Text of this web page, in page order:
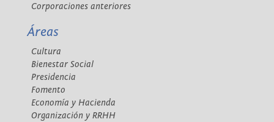
Corporaciones anteriores
Áreas
Cultura
Bienestar Social
Presidencia
Fomento
Economía y Hacienda
Organización y RRHH